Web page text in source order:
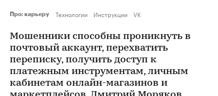
Про: карьеру Технологии Инструкции VK
Мошенники способны проникнуть в
почтовый аккаунт, перехватить
переписку, получить доступ к
платежным инструментам, личным
кабинетам онлайн-магазинов и